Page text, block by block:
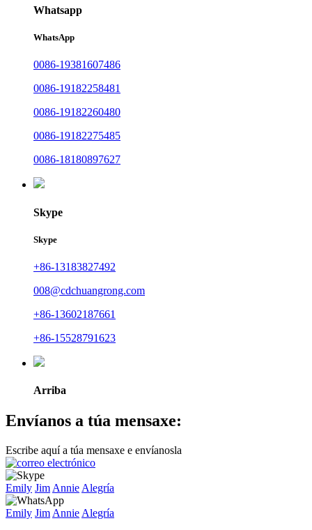
Whatsapp
WhatsApp
0086-19381607486
0086-19182258481
0086-19182260480
0086-19182275485
0086-18180897627
Skype
Skype
+86-13183827492
008@cdchuangrong.com
+86-13602187661
+86-15528791623
Arriba
Envíanos a túa mensaxe:
Escribe aquí a túa mensaxe e envíanosla
Emily Jim Annie Alegría
Emily Jim Annie Alegría